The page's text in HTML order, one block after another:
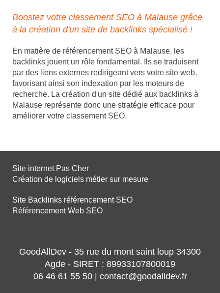
Boostez votre classement SEO à Malause grâce
à la création d'un site de backlinks spécialisé !
En matière de référencement SEO à Malause, les
backlinks jouent un rôle fondamental. Ils se traduisent
par des liens externes redirigeant vers votre site web,
favorisant ainsi son indexation par les moteurs de
recherche. La création d'un site dédié aux backlinks à
Malause représente donc une stratégie efficace pour
améliorer votre classement SEO.
Site internet Pas Cher
Création de logiciels métier sur mesure
Site Backlinks référencement SEO
Référencement Web SEO
GoodAllDev - 35 rue du mont saint loup 34300
Agde - SIRET : 89933107800019
06 46 61 55 50 | contact@goodalldev.fr